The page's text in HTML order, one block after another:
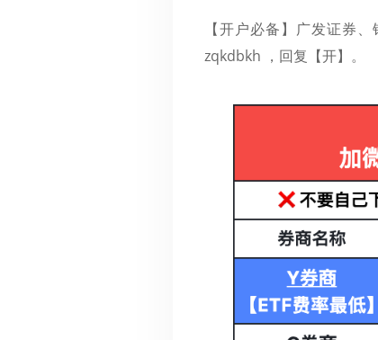
【开户必备】广发证券
zqkdbkh ，回复【开】。